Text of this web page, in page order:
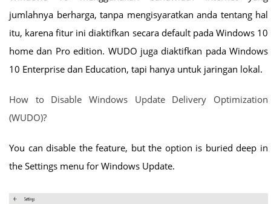
jumlahnya berharga, tanpa mengisyaratkan anda tentang hal
itu, karena fitur ini diaktifkan secara default pada Windows 10
home dan Pro edition. WUDO juga diaktifkan pada Windows
10 Enterprise dan Education, tapi hanya untuk jaringan lokal.
How to Disable Windows Update Delivery Optimization
(WUDO)?
You can disable the feature, but the option is buried deep in
the Settings menu for Windows Update.